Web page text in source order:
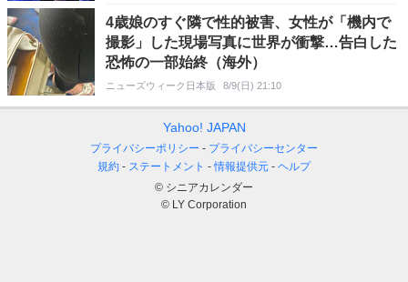
4歳娘のすぐ隣で性的被害、女性が「機内で
撮影」した現場写真に世界が衝撃…告白した
恐怖の一部始終（海外）
ニューズウィーク日本版 8/9(日) 21:10
Yahoo! JAPAN
プライバシーポリシー
プライバシーセンター
規約
ステートメント 情報提供元
ヘルプ
© シニアカレンダー
© LY Corporation